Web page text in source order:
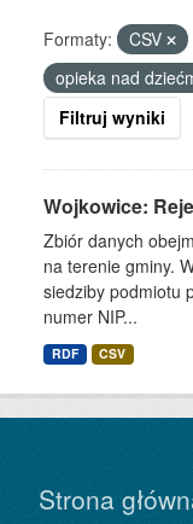
Formaty: CSV
opieka nad
Filtruj wyniki
Wojkowice:
Zbiór danych
na terenie gminy.
siedziby podmiotu
numer NIP...
RDF CSV
Strona